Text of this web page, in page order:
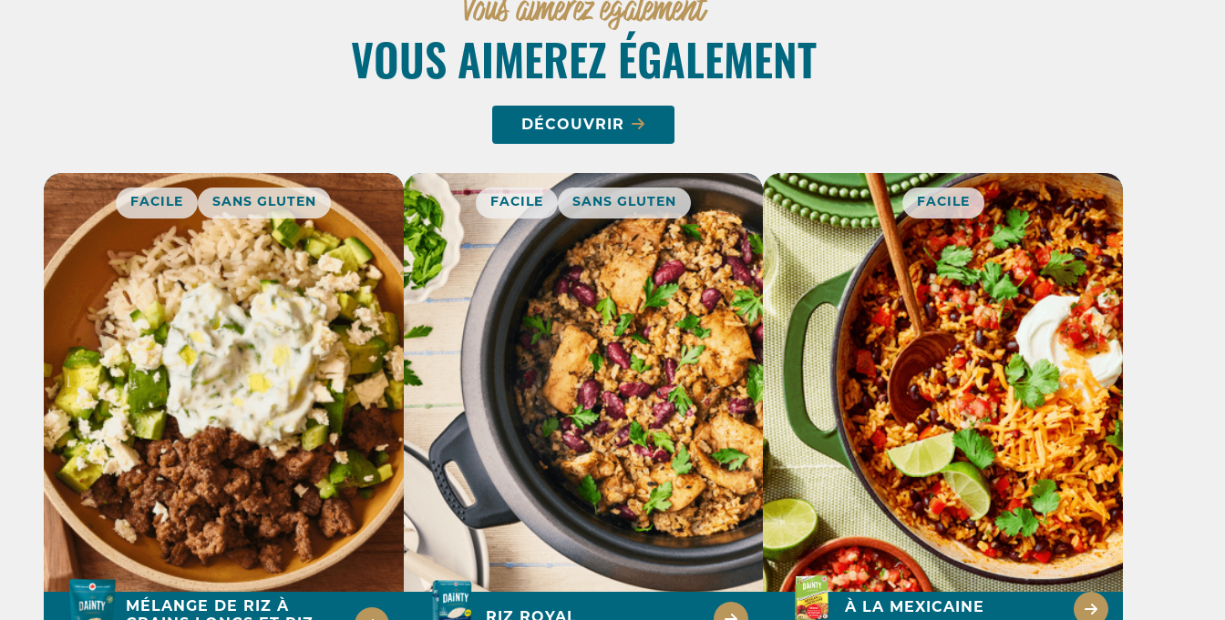
VOUS AIMEREZ ÉGALEMENT
DÉCOUVRIR
FACILE SANS GLUTEN
MÉLANGE DE RIZ À
FACILE SANS GLUTEN FACILE
À LA MEXICAINE